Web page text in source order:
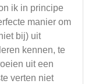
ik in principe
manier om
bij) uit
kennen, te
uit een
verten niet